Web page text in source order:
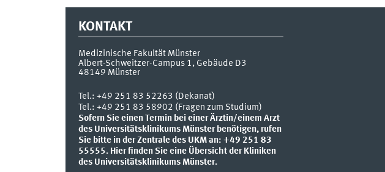
KONTAKT
Medizinische Fakultät Münster
Albert-Schweitzer-Campus 1, Gebäude D3
48149 Münster
Tel.: +49 251 83 52263 (Dekanat)
Tel.: +49 251 83 58902 (Fragen zum Studium)
Sofern Sie einen Termin bei einer Ärztin/einem Arzt
des Universitätsklinikums Münster benötigen, rufen
Sie bitte in der Zentrale des UKM an: +49 251 83
55555. Hier finden Sie eine Übersicht der Kliniken
des Universitätsklinikums Münster.